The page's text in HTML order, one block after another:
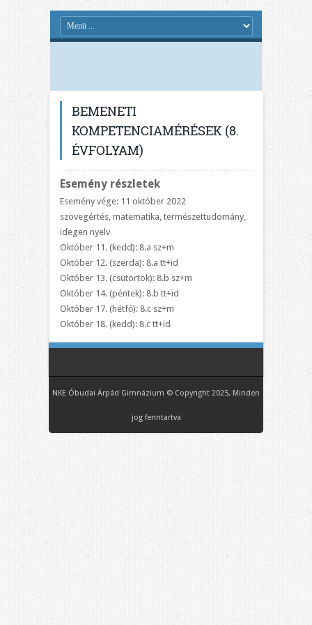
BEMENETI
KOMPETENCIAMÉRÉSEK (8.
ÉVFOLYAM)
Esemény részletek
Esemény vége: 11 október 2022
szövegértés, matematika, természettudomány,
idegen nyelv
Október 11. (kedd): 8.a sz+m
Október 12. (szerda): 8.a tt+id
Október 13. (csütörtök): 8.b sz+m
Október 14. (péntek): 8.b tt+id
Október 17. (hétfő): 8.c sz+m
Október 18. (kedd): 8.c tt+id
NKE Óbudai Árpád Gimnázium © Copyright 2025, Minden
jog fenntartva